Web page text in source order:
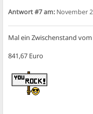
Antwort #7 am: November
Mal ein Zwischenstand vom
841,67 Euro